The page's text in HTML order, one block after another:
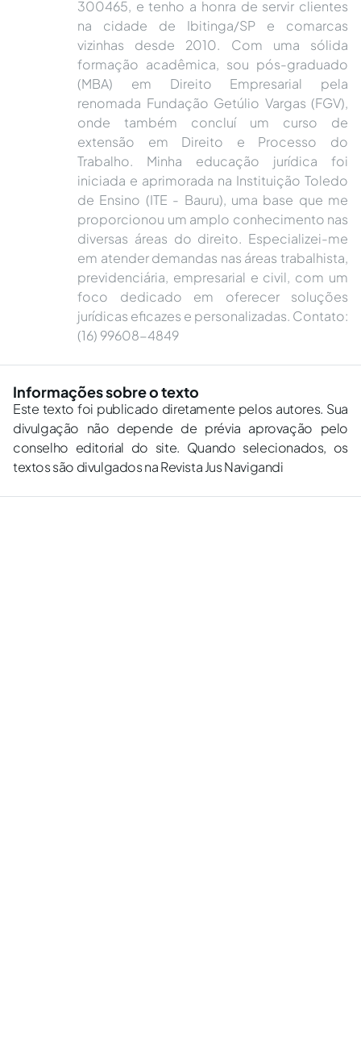
300465, e tenho a honra de servir clientes
na cidade de Ibitinga/SP e comarcas
vizinhas desde 2010. Com uma sólida
formação acadêmica, sou pós-graduado
(MBA) em Direito Empresarial pela
renomada Fundação Getúlio Vargas (FGV),
onde também concluí um curso de
extensão em Direito e Processo do
Trabalho. Minha educação jurídica foi
iniciada e aprimorada na Instituição Toledo
de Ensino (ITE - Bauru), uma base que me
proporcionou um amplo conhecimento nas
diversas áreas do direito. Especializei-me
em atender demandas nas áreas trabalhista,
previdenciária, empresarial e civil, com um
foco dedicado em oferecer soluções
jurídicas eficazes e personalizadas. Contato:
(16) 99608-4849
Informações sobre o texto
Este texto foi publicado diretamente pelos autores. Sua
divulgação não depende de prévia aprovação pelo
conselho editorial do site. Quando selecionados, os
textos são divulgados na Revista Jus Navigandi